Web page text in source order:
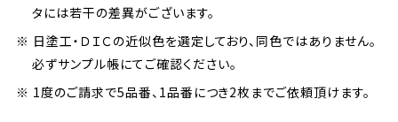
タには若干の差異がございます。
※ 日塗工・ＤＩＣの近似色を選定しており、同色ではありません。
必ずサンプル帳にてご確認ください。
※ 1度のご請求で5品番、1品番につき2枚までご依頼頂けます。